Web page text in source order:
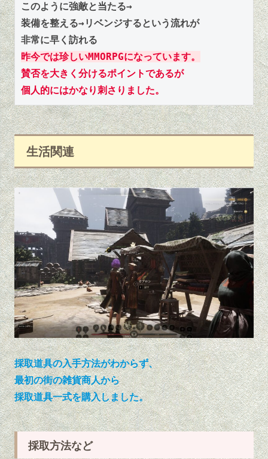
このように強敵と当たる→
装備を整える→リベンジするという流れが
非常に早く訪れる
昨今では珍しいMMORPGになっています。
賛否を大きく分けるポイントであるが
個人的にはかなり刺さりました。
生活関連
採取道具の入手方法がわからず、
最初の街の雑貨商人から
採取道具一式を購入しました。
採取方法など